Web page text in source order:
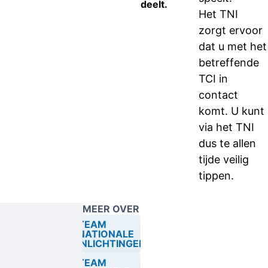
deelt.
Het TNI
zorgt ervoor
dat u met het
betreffende
TCI in
contact
komt. U kunt
via het TNI
dus te allen
tijde veilig
tippen.
MEER OVER
TEAM
NATIONALE
INLICHTINGEN
TEAM